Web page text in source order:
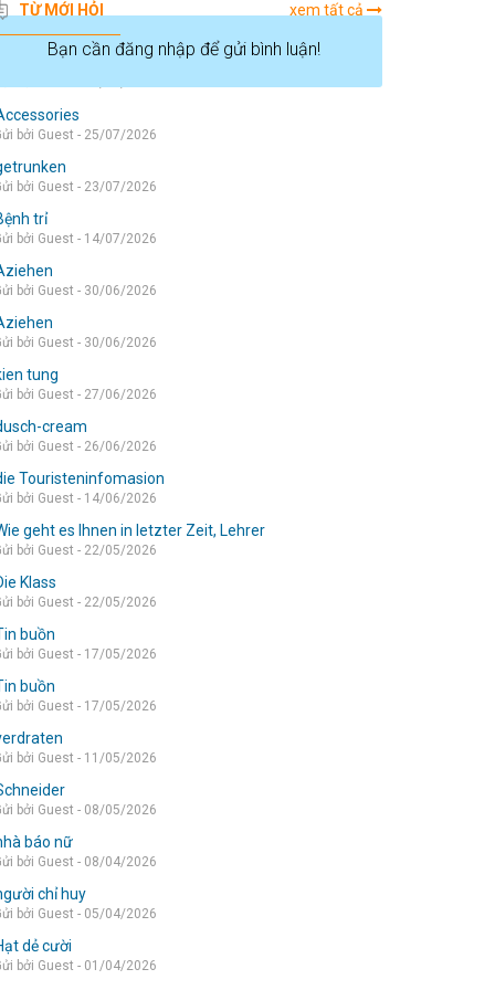
Bạn cần đăng nhập để gửi bình luận!
TỪ MỚI HỎI xem tất cả
die wohnung
bởi Guest - 25/07/2026
bởi Guest - 23/07/2026
trỉ
bởi Guest - 14/07/2026
bởi Guest - 30/06/2026
bởi Guest - 30/06/2026
tung
bởi Guest - 27/06/2026
cream
bởi Guest - 26/06/2026
Touristeninfomasion
bởi Guest - 14/06/2026
geht es Ihnen in letzter Zeit, Lehrer
bởi Guest - 22/05/2026
Klass
bởi Guest - 22/05/2026
buồn
bởi Guest - 17/05/2026
buồn
bởi Guest - 17/05/2026
bởi Guest - 11/05/2026
bởi Guest - 08/05/2026
báo nữ
bởi Guest - 08/04/2026
chỉ huy
bởi Guest - 05/04/2026
dẻ cười
bởi Guest - 01/04/2026